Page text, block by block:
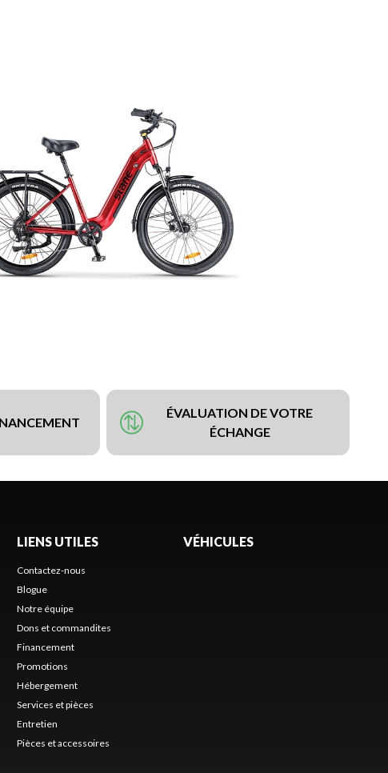
ÉVALUATION DE VOTRE
ÉCHANGE
LIENS UTILES
Contactez-nous
Blogue
Notre équipe
Dons et commandites
Financement
Promotions
Hébergement
Services et pièces
Entretien
Pièces et accessoires
VÉHICULES